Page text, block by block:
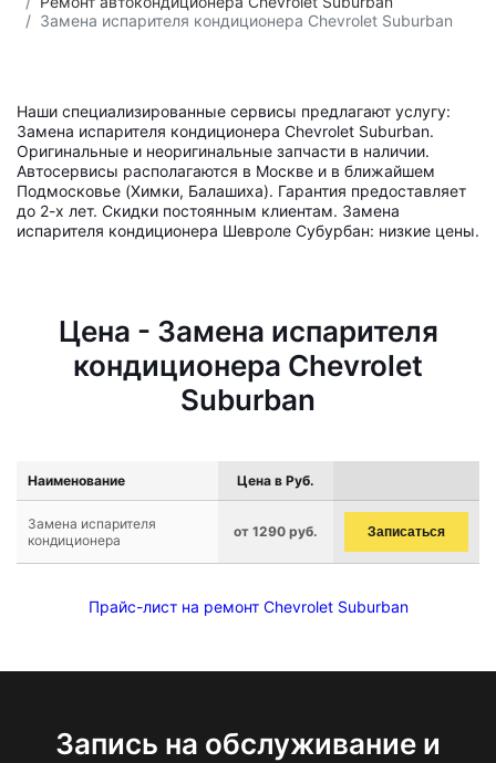
Замена испарителя кондиционера Chevrolet Suburban
Наши специализированные сервисы предлагают услугу:
Замена испарителя кондиционера Chevrolet Suburban.
Оригинальные и неоригинальные запчасти в наличии.
Автосервисы располагаются в Москве и в ближайшем
Подмосковье (Химки, Балашиха). Гарантия предоставляет
до 2-х лет. Скидки постоянным клиентам. Замена
испарителя кондиционера Шевроле Субурбан: низкие цены.
Цена - Замена испарителя
кондиционера Chevrolet
Suburban
Наименование Цена в Руб.
Замена испарителя
кондиционера
от 1290 руб. Записаться
Прайс-лист на ремонт Chevrolet Suburban
Запись на обслуживание и